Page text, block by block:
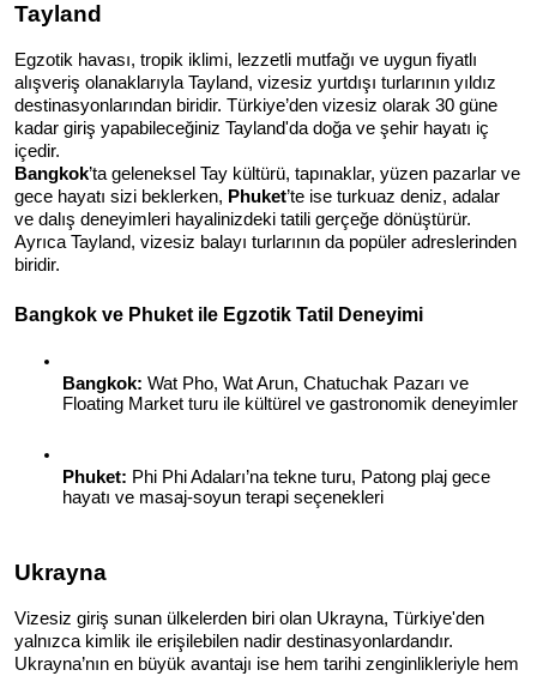
Tayland
Egzotik havası, tropik iklimi, lezzetli mutfağı ve uygun fiyatlı
alışveriş olanaklarıyla Tayland, vizesiz yurtdışı turlarının yıldız
destinasyonlarından biridir. Türkiye’den vizesiz olarak 30 güne
kadar giriş yapabileceğiniz Tayland'da doğa ve şehir hayatı iç
içedir.
Bangkok’ta geleneksel Tay kültürü, tapınaklar, yüzen pazarlar ve
gece hayatı sizi beklerken, Phuket’te ise turkuaz deniz, adalar
ve dalış deneyimleri hayalinizdeki tatili gerçeğe dönüştürür.
Ayrıca Tayland, vizesiz balayı turlarının da popüler adreslerinden
biridir.
Bangkok ve Phuket ile Egzotik Tatil Deneyimi
Bangkok: Wat Pho, Wat Arun, Chatuchak Pazarı ve
Floating Market turu ile kültürel ve gastronomik deneyimler
Phuket: Phi Phi Adaları’na tekne turu, Patong plaj gece
hayatı ve masaj-soyun terapi seçenekleri
Ukrayna
Vizesiz giriş sunan ülkelerden biri olan Ukrayna, Türkiye'den
yalnızca kimlik ile erişilebilen nadir destinasyonlardandır.
Ukrayna’nın en büyük avantajı ise hem tarihi zenginlikleriyle hem